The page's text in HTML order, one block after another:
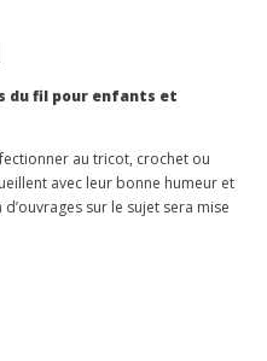
du fil pour enfants et
au tricot, crochet ou
avec leur bonne humeur et
sur le sujet sera mise